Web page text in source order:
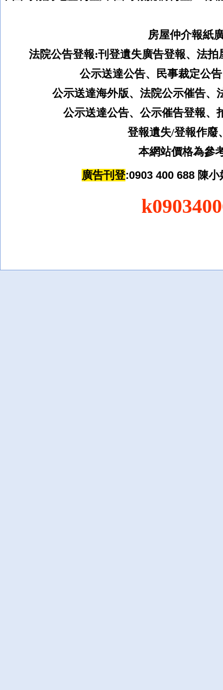
房屋仲介報紙
法院公告登報:刊登遺失廣告登報、法
公示送達公告、民事裁定公
公示送達海外版、 法院公示催告、
公示送達公告、公示催告登報、
登報遺失/登報作廢
本網站價格為參
廣告刊登:0903 400 688 陳小